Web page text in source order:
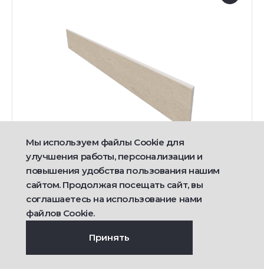
Доставка от 21 дня
Плинтус CE00-7x60x9-Структур.
ЦВЕТ: РАЗМЕР:
7x60
360
Мы используем файлы Cookie для
улучшения работы, персонализации и
повышения удобства пользования нашим
сайтом. Продолжая посещать сайт, вы
соглашаетесь на использование нами
файлов Cookie.
Принять